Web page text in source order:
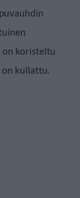
on koristeltu
on kullattu.